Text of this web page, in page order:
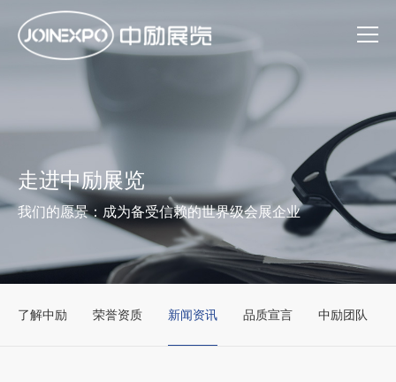
走进中励展览
我们的愿景：成为备受信赖的世界级会展企业
了解中励 荣誉资质 新闻资讯 品质宣言 中励团队